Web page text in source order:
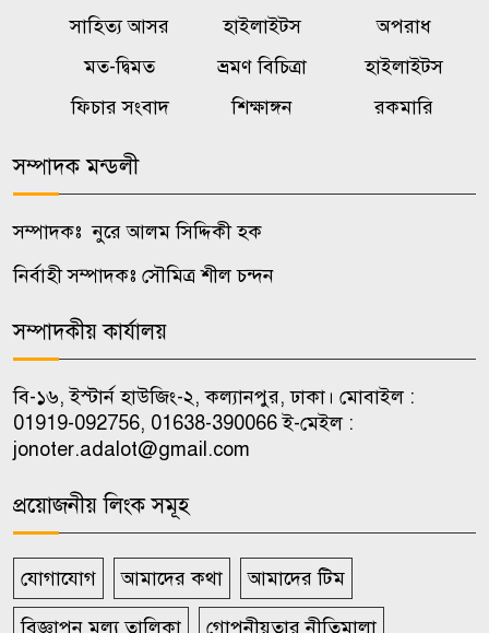
সোনার দাম ভরিতে কমল ৩ হাজার
২৬৬ টাকা
কর্মসূচির উদ্বোধন
৮
সিলেটে দুই বাসের মুখোমুখি সংঘর্ষ,
৯
মাদক কারবারি ও মূল হোতাদের
নিরপেক্ষ তালিকা হবে: স্বরাষ্ট্রমন্ত্রী
সাহিত্য আসর
হাইলাইটস
অপরাধ
মত-দ্বিমত
ভ্রমণ বিচিত্রা
হাইলাইটস
ফিচার সংবাদ
শিক্ষাঙ্গন রকমারি
সম্পাদক মন্ডলী
সম্পাদকঃ নুরে আলম সিদ্দিকী হক
নির্বাহী সম্পাদকঃ সৌমিত্র শীল চন্দন
সম্পাদকীয় কার্যালয়
বি-১৬, ইস্টার্ন হাউজিং-২, কল্যানপুর, ঢাকা। মোবাইল :
01919-092756, 01638-390066 ই-মেইল :
jonoter.adalot@gmail.com
প্রয়োজনীয় লিংক সমূহ
যোগাযোগ আমাদের কথা আমাদের টিম
বিজ্ঞাপন মূল্য তালিকা গোপনীয়তার নীতিমালা